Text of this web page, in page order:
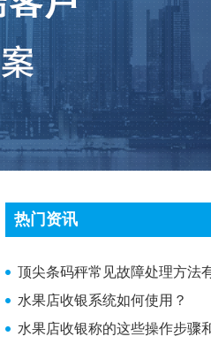
热门资讯
顶尖条码秤常见故障处理方法
顶尖条码秤常见故障处理方法
水果店收银系统如何使用？
水果店收银称的这些操作步骤